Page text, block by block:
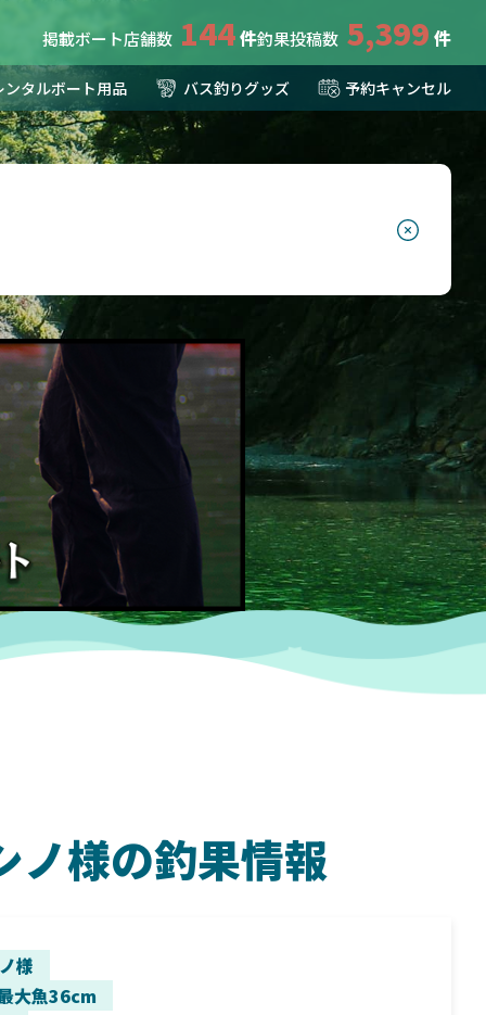
掲載ボート店舗数 144 釣果投稿数 5,399
ンタルボート用品 バス釣りグッズ 予約キャンセル
ノ様の釣果情報
様
大魚36cm